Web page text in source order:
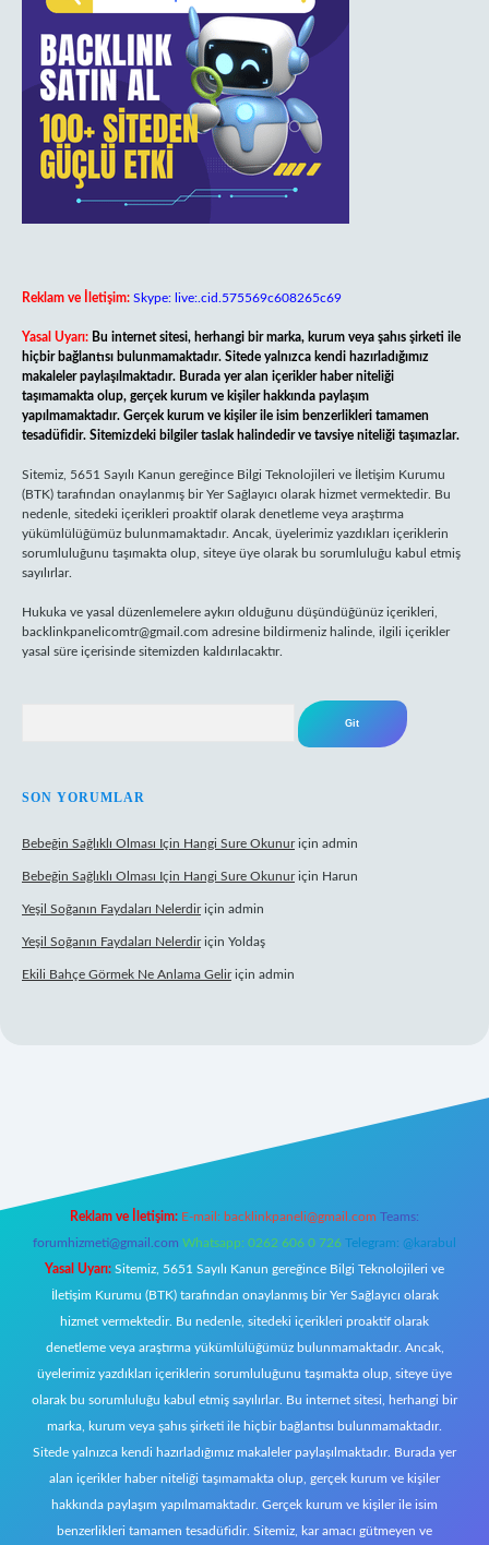
Reklam ve İletişim: Skype: live:.cid.575569c608265c69
Yasal Uyarı: Bu internet sitesi, herhangi bir marka, kurum veya şahıs şirketi ile
hiçbir bağlantısı bulunmamaktadır. Sitede yalnızca kendi hazırladığımız
makaleler paylaşılmaktadır. Burada yer alan içerikler haber niteliği
taşımamakta olup, gerçek kurum ve kişiler hakkında paylaşım
yapılmamaktadır. Gerçek kurum ve kişiler ile isim benzerlikleri tamamen
tesadüfidir. Sitemizdeki bilgiler taslak halindedir ve tavsiye niteliği taşımazlar.
Sitemiz, 5651 Sayılı Kanun gereğince Bilgi Teknolojileri ve İletişim Kurumu
(BTK) tarafından onaylanmış bir Yer Sağlayıcı olarak hizmet vermektedir. Bu
nedenle, sitedeki içerikleri proaktif olarak denetleme veya araştırma
yükümlülüğümüz bulunmamaktadır. Ancak, üyelerimiz yazdıkları içeriklerin
sorumluluğunu taşımakta olup, siteye üye olarak bu sorumluluğu kabul etmiş
sayılırlar.
Hukuka ve yasal düzenlemelere aykırı olduğunu düşündüğünüz içerikleri,
backlinkpanelicomtr@gmail.com adresine bildirmeniz halinde, ilgili içerikler
yasal süre içerisinde sitemizden kaldırılacaktır.
SON YORUMLAR
Bebeğin Sağlıklı Olması Için Hangi Sure Okunuriçin admin
Bebeğin Sağlıklı Olması Için Hangi Sure Okunuriçin Harun
Yeşil Soğanın Faydaları Nelerdiriçin admin
Yeşil Soğanın Faydaları Nelerdiriçin Yoldaş
Ekili Bahçe Görmek Ne Anlama Geliriçin admin
Reklam ve İletişim: E-mail: backlinkpaneli@gmail.com Teams:
forumhizmeti@gmail.com Whatsapp: 0262 606 0 726 Telegram: @karabul
Yasal Uyarı: Sitemiz, 5651 Sayılı Kanun gereğince Bilgi Teknolojileri ve
İletişim Kurumu (BTK) tarafından onaylanmış bir Yer Sağlayıcı olarak
hizmet vermektedir. Bu nedenle, sitedeki içerikleri proaktif olarak
denetleme veya araştırma yükümlülüğümüz bulunmamaktadır. Ancak,
üyelerimiz yazdıkları içeriklerin sorumluluğunu taşımakta olup, siteye üye
olarak bu sorumluluğu kabul etmiş sayılırlar. Bu internet sitesi, herhangi bir
marka, kurum veya şahıs şirketi ile hiçbir bağlantısı bulunmamaktadır.
Sitede yalnızca kendi hazırladığımız makaleler paylaşılmaktadır. Burada yer
alan içerikler haber niteliği taşımamakta olup, gerçek kurum ve kişiler
hakkında paylaşım yapılmamaktadır. Gerçek kurum ve kişiler ile isim
benzerlikleri tamamen tesadüfidir. Sitemiz, kar amacı gütmeyen ve